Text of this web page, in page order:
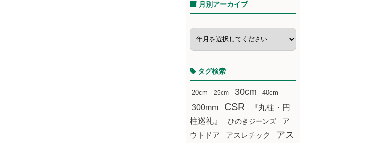
月別アーカイブ
タグ検索
20cm 25cm 30cm 40cm
300mm CSR
『丸柱・円
柱巡礼』
ひのきジーンズ
ア
ウトドア
アスレチック
アス